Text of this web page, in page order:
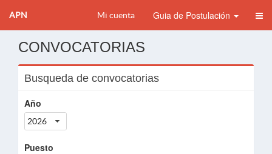
APN Mi cuenta Guia de Postulación
CONVOCATORIAS
Busqueda de convocatorias
Año
2026
Puesto